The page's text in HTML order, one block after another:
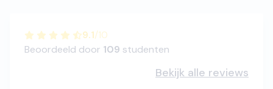
9.1/10
Beoordeeld door 109 studenten
Bekijk alle reviews